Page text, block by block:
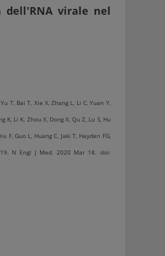
virale nel
T, Bai T, Xie X, Zhang L, Li C, Yuan Y,
K, Li K, Zhou X, Dong X, Qu Z, Lu S, Hu
F, Guo L, Huang C, Jaki T, Hayden FG,
N Engl J Med. 2020 Mar 18. doi: